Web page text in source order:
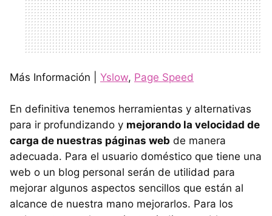
Más Información | Yslow, Page Speed
En definitiva tenemos herramientas y alternativas
para ir profundizando y mejorando la velocidad de
carga de nuestras páginas web de manera
adecuada. Para el usuario doméstico que tiene una
web o un blog personal serán de utilidad para
mejorar algunos aspectos sencillos que están al
alcance de nuestra mano mejorarlos. Para los